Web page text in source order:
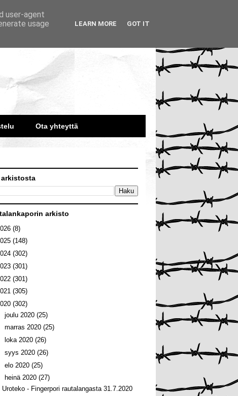
Ota yhteyttä
arkistosta
arkisto
(8)
(148)
(302)
(301)
(301)
(305)
(302)
joulu 2020 (25)
marras 2020 (25)
loka 2020 (26)
syys 2020 (26)
elo 2020 (25)
heinä 2020 (27)
Uroteko - Fingerpori rautalangasta 31.7.2020
user-agent
usage
LEARN MORE GOT IT